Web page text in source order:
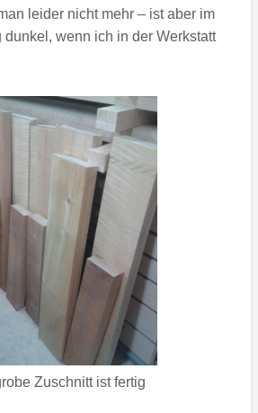
leider nicht mehr – ist aber im
dunkel, wenn ich in der Werkstatt
Zuschnitt ist fertig